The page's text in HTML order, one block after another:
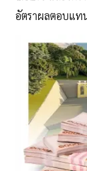
อัตราผลตอบแท